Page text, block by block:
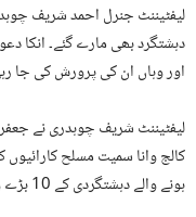
دہشتگرد بھی مارے گئے۔ انکا
اور وہاں ان کی پرورش کی جا
لیفٹیننٹ شریف چوہدری نے
کالج وانا سمیت مسلح کارائیوں
ہونے والے دہشتگردی کے 10 بڑے واقعات ہوئے ۔